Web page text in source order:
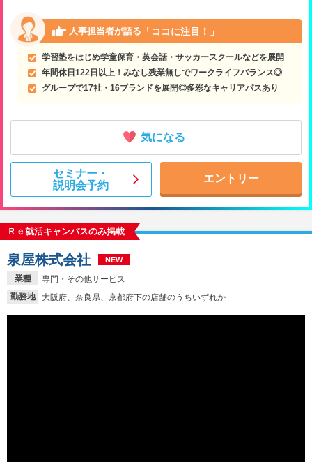
人事担当者が語る 「ココに注目！」
学習塾をはじめ学童保育・英会話・サッカースクールなどを展開
年間休日122日以上！みなし残業無しでワークライフバランス◎
グループで17社・16ブランドを展開◎多彩なキャリアパスあり
気になる
セミナー・
説明会予約
エントリー
Ｒｅ就活キャンパスのみ掲載
業種
専門・その他サービス
勤務地
大阪府、奈良県、京都府下の店舗のうちいずれか
泉屋株式会社 NEW